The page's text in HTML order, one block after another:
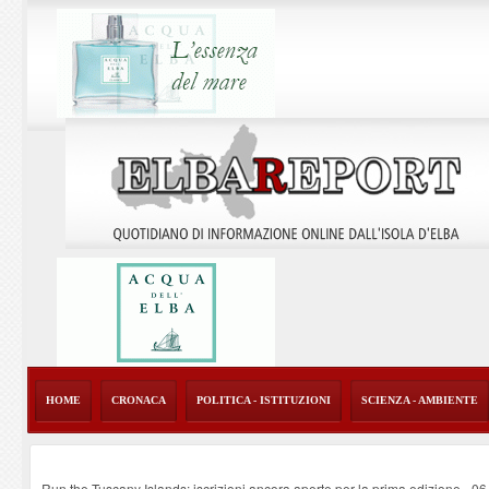
HOME CRONACA POLITICA - ISTITUZIONI SCIENZA - AMBIENTE